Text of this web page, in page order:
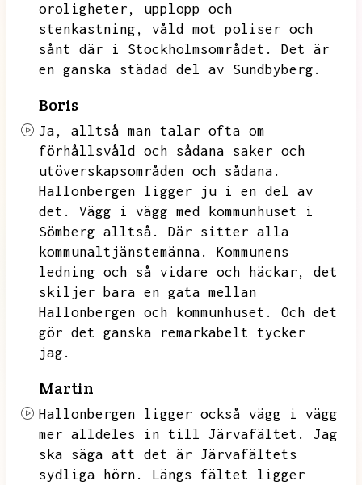
oroligheter,
upplopp och
stenkastning,
våld mot poliser och
sånt där i Stockholmsområdet.
Det är
en ganska städad del av Sundbyberg.
Boris
Ja,
alltså man talar ofta om
förhållsvåld och sådana saker och
utöverskapsområden och sådana.
Hallonbergen ligger ju i en del av
det.
Vägg i vägg med kommunhuset i
Sömberg alltså.
Där sitter alla
kommunaltjänstemänna.
Kommunens
ledning och så vidare och häckar,
det
skiljer bara en gata mellan
Hallonbergen och kommunhuset.
Och det
gör det ganska remarkabelt tycker
jag.
Martin
Hallonbergen ligger också vägg i vägg
mer alldeles in till Järvafältet.
Jag
ska säga att det är Järvafältets
sydliga hörn.
Längs fältet ligger